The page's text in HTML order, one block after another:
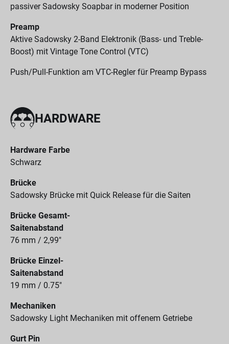
passiver Sadowsky Soapbar in moderner Position
Preamp
Aktive Sadowsky 2-Band Elektronik (Bass- und Treble-
Boost) mit Vintage Tone Control (VTC)
Push/Pull-Funktion am VTC-Regler für Preamp Bypass
HARDWARE
Hardware Farbe
Schwarz
Brücke
Sadowsky Brücke mit Quick Release für die Saiten
Brücke Gesamt-
Saitenabstand
76 mm / 2,99"
Brücke Einzel-
Saitenabstand
19 mm / 0.75"
Mechaniken
Sadowsky Light Mechaniken mit offenem Getriebe
Gurt Pin